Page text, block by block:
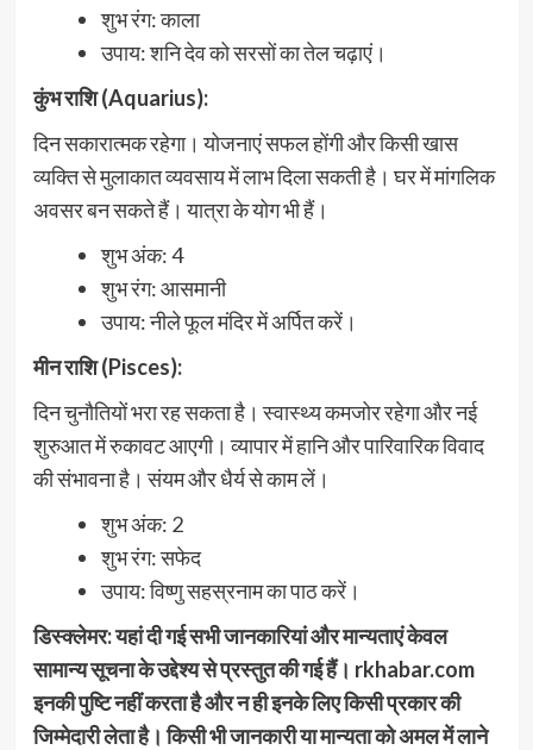
शुभ रंग: काला
उपाय: शनि देव को सरसों का तेल चढ़ाएं।
कुंभ राशि (Aquarius):
दिन सकारात्मक रहेगा। योजनाएं सफल होंगी और किसी खास
व्यक्ति से मुलाकात व्यवसाय में लाभ दिला सकती है। घर में मांगलिक
अवसर बन सकते हैं। यात्रा के योग भी हैं।
शुभ अंक: 4
शुभ रंग: आसमानी
उपाय: नीले फूल मंदिर में अर्पित करें।
मीन राशि (Pisces):
दिन चुनौतियों भरा रह सकता है। स्वास्थ्य कमजोर रहेगा और नई
शुरुआत में रुकावट आएगी। व्यापार में हानि और पारिवारिक विवाद
की संभावना है। संयम और धैर्य से काम लें।
शुभ अंक: 2
शुभ रंग: सफेद
उपाय: विष्णु सहस्रनाम का पाठ करें।
डिस्क्लेमर: यहां दी गई सभी जानकारियां और मान्यताएं केवल
सामान्य सूचना के उद्देश्य से प्रस्तुत की गई हैं। rkhabar.com
इनकी पुष्टि नहीं करता है और न ही इनके लिए किसी प्रकार की
जिम्मेदारी लेता है। किसी भी जानकारी या मान्यता को अमल में लाने